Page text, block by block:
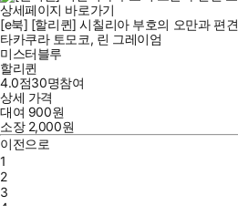
상세페이지 바로가기
[e북] [할리퀸] 시칠리아 부호의 오만과 편견
타카쿠라 토모코, 린 그레이엄
미스터블루
할리퀸
4.0점30명참여
상세 가격
대여 900원
소장 2,000원
이전으로
1
2
3